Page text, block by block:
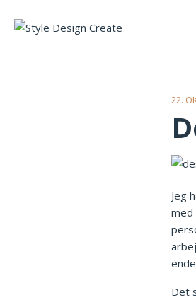
22.
Jeg
med
Det